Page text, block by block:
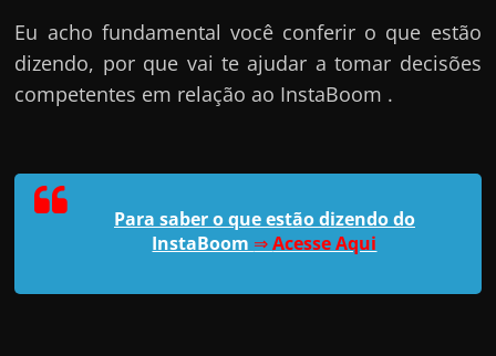
Eu acho fundamental você conferir o que estão
dizendo, por que vai te ajudar a tomar decisões
competentes em relação ao InstaBoom .
Para saber o que estão dizendo do
InstaBoom ⇒Acesse Aqui